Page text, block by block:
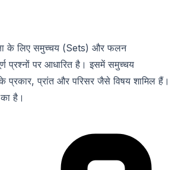
के लिए समुच्चय (Sets) और फलन
प्रश्नों पर आधारित है। इसमें समुच्चय
प्रांत और परिसर जैसे विषय शामिल हैं।
है।